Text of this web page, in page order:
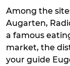
Among the
Augarten,
a famous
market, the
your guide